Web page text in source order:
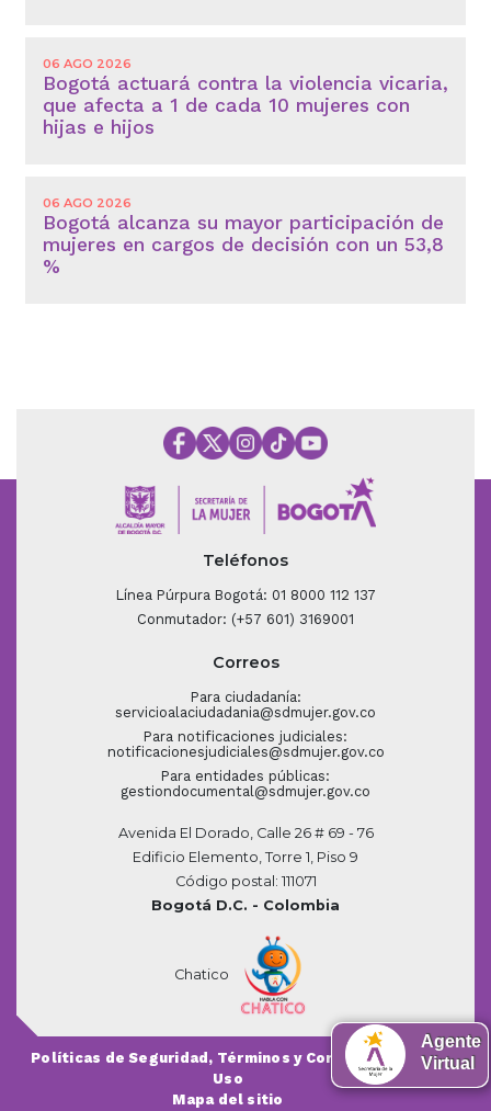
06 AGO 2026
Bogotá actuará contra la violencia vicaria,
que afecta a 1 de cada 10 mujeres con
hijas e hijos
06 AGO 2026
Bogotá alcanza su mayor participación de
mujeres en cargos de decisión con un 53,8
%
Teléfonos
Línea Púrpura Bogotá: 01 8000 112 137
Conmutador: (+57 601) 3169001
Correos
Para ciudadanía:
servicioalaciudadania@sdmujer.gov.co
Para notificaciones judiciales:
notificacionesjudiciales@sdmujer.gov.co
Para entidades públicas:
gestiondocumental@sdmujer.gov.co
Avenida El Dorado, Calle 26 # 69 - 76
Edificio Elemento, Torre 1, Piso 9
Código postal: 111071
Bogotá D.C. - Colombia
Chatico
Políticas de Seguridad, Términos y Condiciones de
Uso
Mapa del sitio
Agente
Virtual